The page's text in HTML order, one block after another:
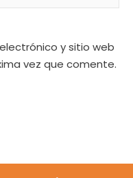
y sitio web
vez que comente.